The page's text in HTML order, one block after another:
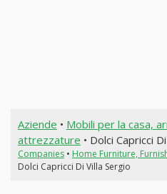
Aziende • Mobili per la casa,
attrezzature • Dolci Capricci
Companies• Home Furniture,
Dolci Capricci Di Villa Sergio